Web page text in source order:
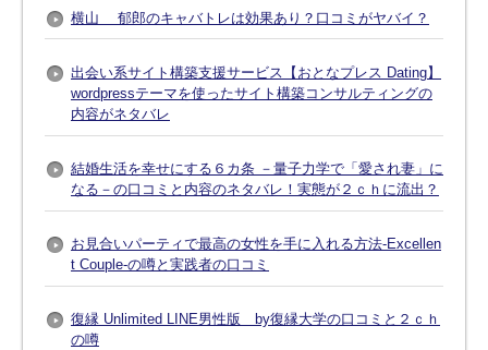
横山 郁郎のキャバトレは効果あり？口コミがヤバイ？
出会い系サイト構築支援サービス【おとなプレス Dating】
wordpressテーマを使ったサイト構築コンサルティングの
内容がネタバレ
結婚生活を幸せにする６カ条 －量子力学で「愛され妻」に
なる－の口コミと内容のネタバレ！実態が２ｃｈに流出？
お見合いパーティで最高の女性を手に入れる方法-Excellen
t Couple-の噂と実践者の口コミ
復縁 Unlimited LINE男性版 by復縁大学の口コミと２ｃｈ
の噂